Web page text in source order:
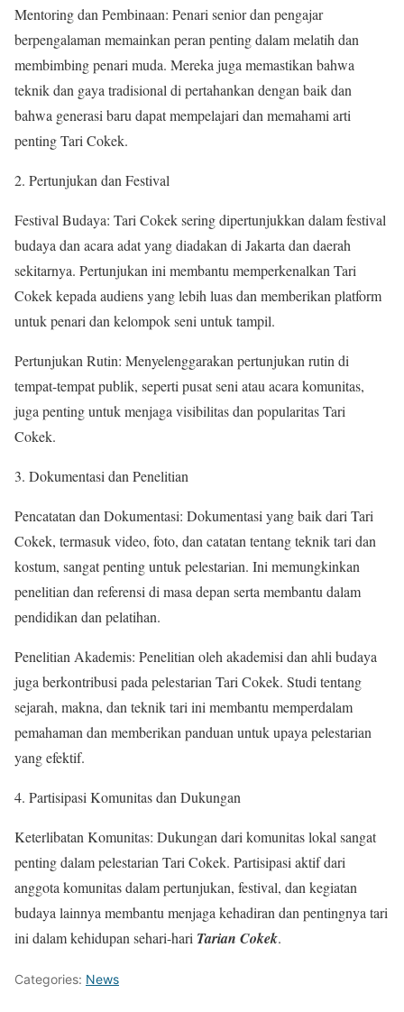
Mentoring dan Pembinaan: Penari senior dan pengajar
berpengalaman memainkan peran penting dalam melatih dan
membimbing penari muda. Mereka juga memastikan bahwa
teknik dan gaya tradisional di pertahankan dengan baik dan
bahwa generasi baru dapat mempelajari dan memahami arti
penting Tari Cokek.
2. Pertunjukan dan Festival
Festival Budaya: Tari Cokek sering dipertunjukkan dalam festival
budaya dan acara adat yang diadakan di Jakarta dan daerah
sekitarnya. Pertunjukan ini membantu memperkenalkan Tari
Cokek kepada audiens yang lebih luas dan memberikan platform
untuk penari dan kelompok seni untuk tampil.
Pertunjukan Rutin: Menyelenggarakan pertunjukan rutin di
tempat-tempat publik, seperti pusat seni atau acara komunitas,
juga penting untuk menjaga visibilitas dan popularitas Tari
Cokek.
3. Dokumentasi dan Penelitian
Pencatatan dan Dokumentasi: Dokumentasi yang baik dari Tari
Cokek, termasuk video, foto, dan catatan tentang teknik tari dan
kostum, sangat penting untuk pelestarian. Ini memungkinkan
penelitian dan referensi di masa depan serta membantu dalam
pendidikan dan pelatihan.
Penelitian Akademis: Penelitian oleh akademisi dan ahli budaya
juga berkontribusi pada pelestarian Tari Cokek. Studi tentang
sejarah, makna, dan teknik tari ini membantu memperdalam
pemahaman dan memberikan panduan untuk upaya pelestarian
yang efektif.
4. Partisipasi Komunitas dan Dukungan
Keterlibatan Komunitas: Dukungan dari komunitas lokal sangat
penting dalam pelestarian Tari Cokek. Partisipasi aktif dari
anggota komunitas dalam pertunjukan, festival, dan kegiatan
budaya lainnya membantu menjaga kehadiran dan pentingnya tari
ini dalam kehidupan sehari-hari Tarian Cokek.
Categories: News